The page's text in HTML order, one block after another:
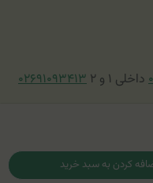
کردن به سبد خرید
داخلی ۱ و ۲ ۰۲۶۹۱۰۹۳۴۱۳